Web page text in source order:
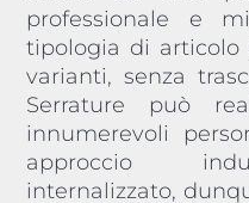
professionale e
tipologia di articolo
varianti, senza
Serrature può
innumerevoli
approccio
internalizzato,